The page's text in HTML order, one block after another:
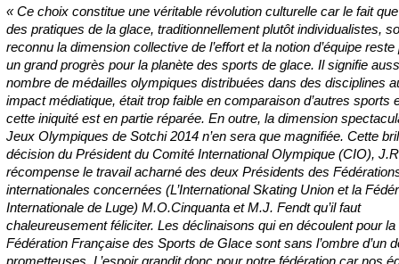
« Ce choix constitue une véritable révolution culturelle car le fait
des pratiques de la glace, traditionnellement plutôt individualistes,
reconnu la dimension collective de l’effort et la notion d’équipe
un grand progrès pour la planète des sports de glace. Il signifie
nombre de médailles olympiques distribuées dans des disciplines
impact médiatique, était trop faible en comparaison d’autres sports
cette iniquité est en partie réparée. En outre, la dimension
Jeux Olympiques de Sotchi 2014 n’en sera que magnifiée. Cette
décision du Président du Comité International Olympique (CIO),
récompense le travail acharné des deux Présidents des
internationales concernées (L’International Skating Union et la
Internationale de Luge) M.O.Cinquanta et M.J. Fendt qu’il faut
chaleureusement féliciter. Les déclinaisons qui en découlent pour la
Fédération Française des Sports de Glace sont sans l’ombre d’un
prometteuses. L’espoir grandit donc pour notre fédération car nos